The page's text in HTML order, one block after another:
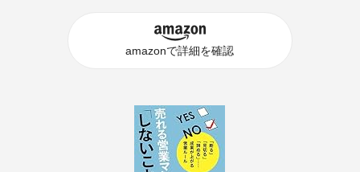
amazonで詳細を確認